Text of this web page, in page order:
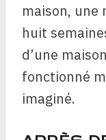
maison, une
huit
d’une
fonctionné
imaginé.